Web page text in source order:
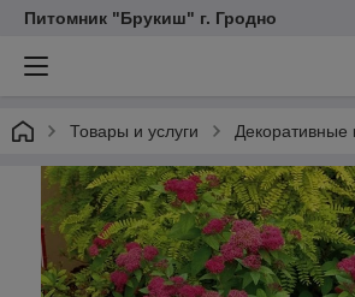
Питомник "Брукиш" г. Гродно
Товары и услуги Декоративные